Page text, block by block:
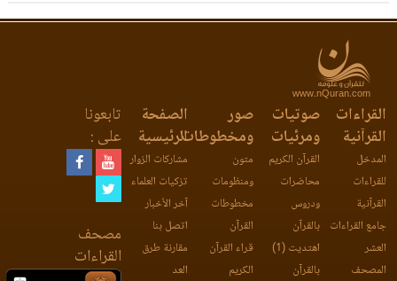
www.nQuran.com
القراءات
القرآنية
المدخل
للقراءات
القرآنية
جامع القراءات
العشر
المصحف
صوتيات
ومرئيات
القرآن الكريم
محاضرات
ودروس
بالقرآن
اهتديت (1)
بالقرآن
صور
ومخطوطات
متون
ومنظومات
مخطوطات
القرآن
قراء القرآن
الكريم
الصفحة
الرئيسية
مشاركات الزوار
تزكيات العلماء
آخر الأخبار
اتصل بنا
مقارنة طرق
العد
تابعونا
على :
مصحف
القراءات